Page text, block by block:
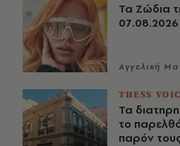
Τα Ζώδια
07.08.2026
Αγγελική
THESS
Τα
το
παρόν